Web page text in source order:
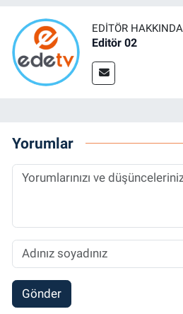
EDITÖR HAKKINDA
Editör 02
Yorumlar
Gönder